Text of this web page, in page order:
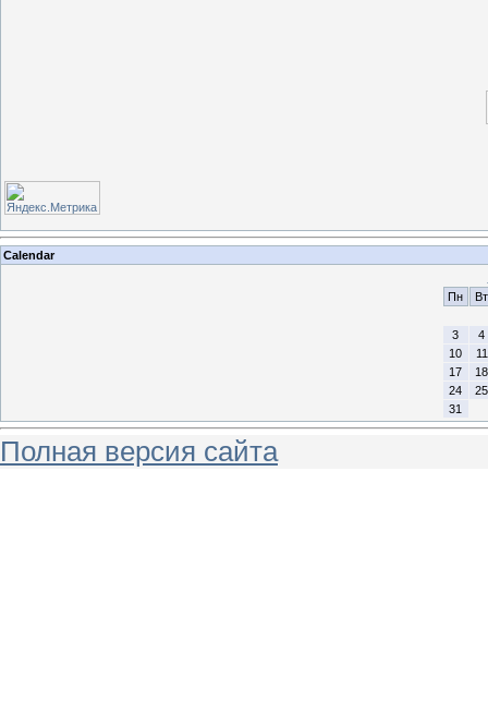
Calendar
Пн
Вт
3
4
10
11
17
18
24
25
31
Полная версия сайта